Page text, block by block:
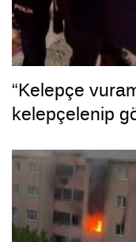
“Kelepçe
kelepçelenip